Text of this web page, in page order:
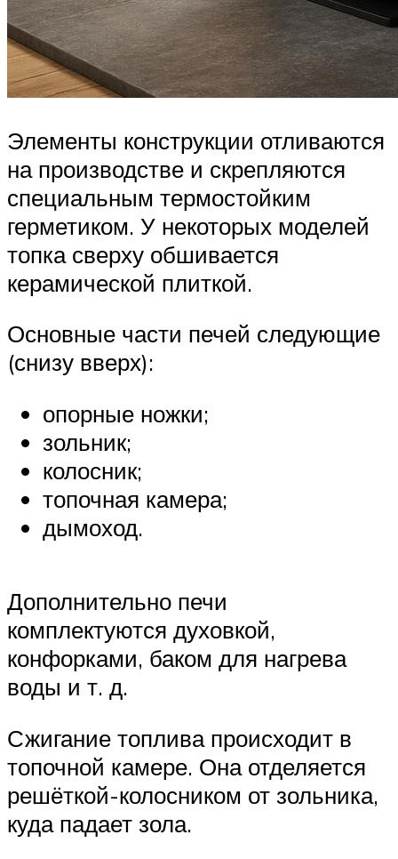
Элементы конструкции отливаются
на производстве и скрепляются
специальным термостойким
герметиком. У некоторых моделей
топка сверху обшивается
керамической плиткой.
Основные части печей следующие
(снизу вверх):
опорные ножки;
зольник;
колосник;
топочная камера;
дымоход.
Дополнительно печи
комплектуются духовкой,
конфорками, баком для нагрева
воды и т. д.
Сжигание топлива происходит в
топочной камере. Она отделяется
решёткой-колосником от зольника,
куда падает зола.